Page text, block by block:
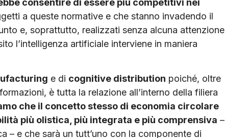
consentire di essere più competitivi nei
a queste normative e che stanno invadendo il
e, soprattutto, realizzati senza alcuna attenzione
l’intelligenza artificiale interviene in maniera
e di cognitive distribution poiché, oltre
è tutta la relazione all’interno della filiera
che il concetto stesso di economia circolare
più olistica, più integrata e più comprensiva –
– e che sarà un tutt’uno con la componente di